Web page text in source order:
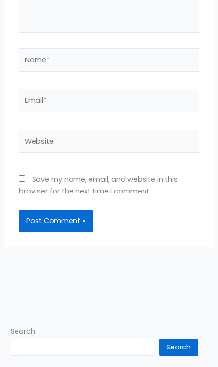
Save my name, email, and website in this
browser for the next time I comment.
Search
Search